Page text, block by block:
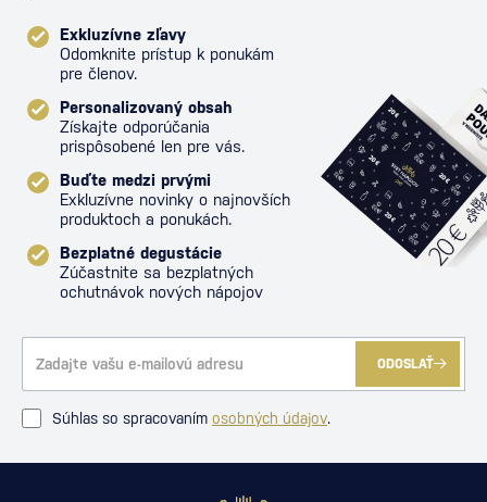
Exkluzívne zľavy
Odomknite prístup k ponukám
pre členov.
Personalizovaný obsah
Získajte odporúčania
prispôsobené len pre vás.
Buďte medzi prvými
Exkluzívne novinky o najnovších
produktoch a ponukách.
Bezplatné degustácie
Zúčastnite sa bezplatných
ochutnávok nových nápojov
ODOSLAŤ
Súhlas so spracovaním osobných údajov.